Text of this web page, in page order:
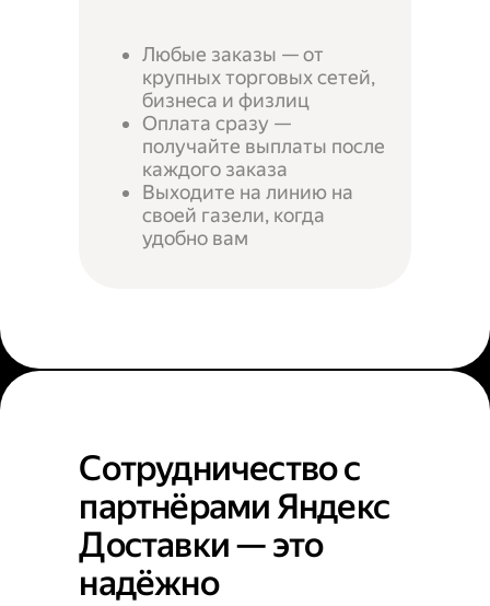
Любые заказы — от
крупных торговых сетей,
бизнеса и физлиц
Оплата сразу —
получайте выплаты после
каждого заказа
Выходите на линию на
своей газели, когда
удобно вам
Сотрудничество с
партнёрами Яндекс
Доставки — это
надёжно